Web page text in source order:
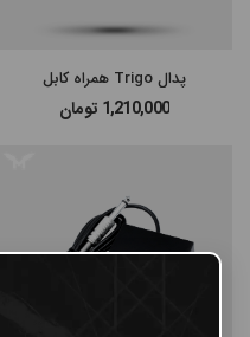
پدال Trigo همراه کابل
1,210,000 تومان